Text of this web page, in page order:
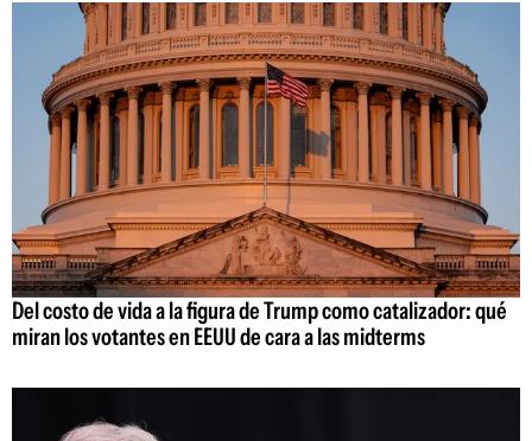
Del costo de vida a la figura de Trump como catalizador: qué
miran los votantes en EEUU de cara a las midterms